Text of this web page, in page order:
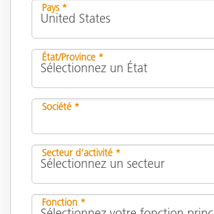
Pays *
État/Province *
Société *
Secteur d’activité *
Fonction *